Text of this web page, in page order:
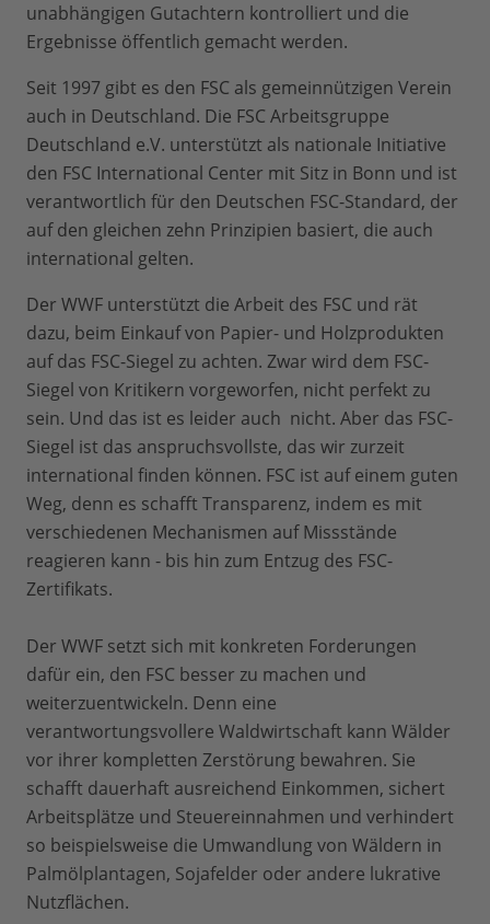
unabhängigen Gutachtern kontrolliert und die
Ergebnisse öffentlich gemacht werden.
Seit 1997 gibt es den FSC als gemeinnützigen Verein
auch in Deutschland. Die FSC Arbeitsgruppe
Deutschland e.V. unterstützt als nationale Initiative
den FSC International Center mit Sitz in Bonn und ist
verantwortlich für den Deutschen FSC-Standard, der
auf den gleichen zehn Prinzipien basiert, die auch
international gelten.
Der WWF unterstützt die Arbeit des FSC und rät
dazu, beim Einkauf von Papier- und Holzprodukten
auf das FSC-Siegel zu achten. Zwar wird dem FSC-
Siegel von Kritikern vorgeworfen, nicht perfekt zu
sein. Und das ist es leider auch nicht. Aber das FSC-
Siegel ist das anspruchsvollste, das wir zurzeit
international finden können. FSC ist auf einem guten
Weg, denn es schafft Transparenz, indem es mit
verschiedenen Mechanismen auf Missstände
reagieren kann - bis hin zum Entzug des FSC-
Zertifikats.
Der WWF setzt sich mit konkreten Forderungen
dafür ein, den FSC besser zu machen und
weiterzuentwickeln. Denn eine
verantwortungsvollere Waldwirtschaft kann Wälder
vor ihrer kompletten Zerstörung bewahren. Sie
schafft dauerhaft ausreichend Einkommen, sichert
Arbeitsplätze und Steuereinnahmen und verhindert
so beispielsweise die Umwandlung von Wäldern in
Palmölplantagen, Sojafelder oder andere lukrative
Nutzflächen.